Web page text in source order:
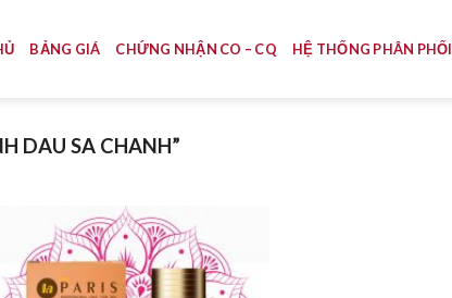
BẢNG GIÁ CHỨNG NHẬN CO – CQ HỆ THỐNG PHÂN PHỐI
DAU SA CHANH”